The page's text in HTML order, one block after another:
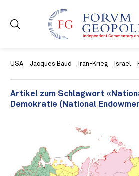
USA Jacques Baud Iran-Krieg Israel
Artikel zum Schlagwort
Demokratie (National